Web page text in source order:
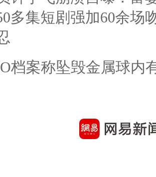
多集短剧强加60余场
档案称坠毁金属球内